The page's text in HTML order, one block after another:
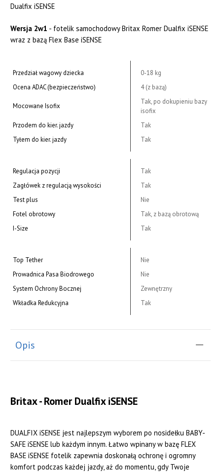
Dualfix iSENSE
Wersja 2w1 - fotelik samochodowy Britax Romer Dualfix iSENSE
wraz z bazą Flex Base iSENSE
Przedział wagowy dziecka
0-18 kg
Ocena ADAC (bezpieczeństwo)
4 (z bazą)
Mocowane Isofix
Tak, po dokupieniu bazy
isofix
Przodem do kier. jazdy
Tak
Tyłem do kier. jazdy
Tak
Regulacja pozycji
Tak
Zagłówek z regulacją wysokości
Tak
Test plus
Nie
Fotel obrotowy
Tak, z bazą obrotową
I-Size
Tak
Top Tether
Nie
Prowadnica Pasa Biodrowego
Nie
System Ochrony Bocznej
Zewnętrzny
Wkładka Redukcyjna
Tak
Opis
Britax - Romer Dualfix iSENSE
DUALFIX iSENSE jest najlepszym wyborem po nosidełku BABY-
SAFE iSENSE lub każdym innym. Łatwo wpinany w bazę FLEX
BASE iSENSE fotelik zapewnia doskonałą ochronę i ogromny
komfort podczas każdej jazdy, aż do momentu, gdy Twoje